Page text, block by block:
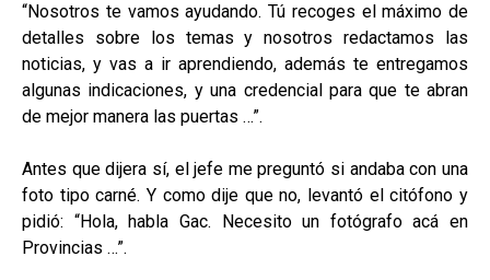
“Nosotros te vamos ayudando. Tú recoges el máximo de
detalles sobre los temas y nosotros redactamos las
noticias, y vas a ir aprendiendo, además te entregamos
algunas indicaciones, y una credencial para que te abran
de mejor manera las puertas …”.
Antes que dijera sí, el jefe me preguntó si andaba con una
foto tipo carné. Y como dije que no, levantó el citófono y
pidió: “Hola, habla Gac. Necesito un fotógrafo acá en
Provincias …”.